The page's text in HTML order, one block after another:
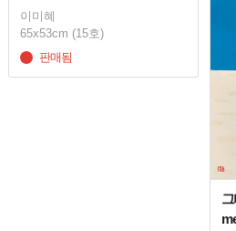
이미혜
65x53cm (15호)
판매됨